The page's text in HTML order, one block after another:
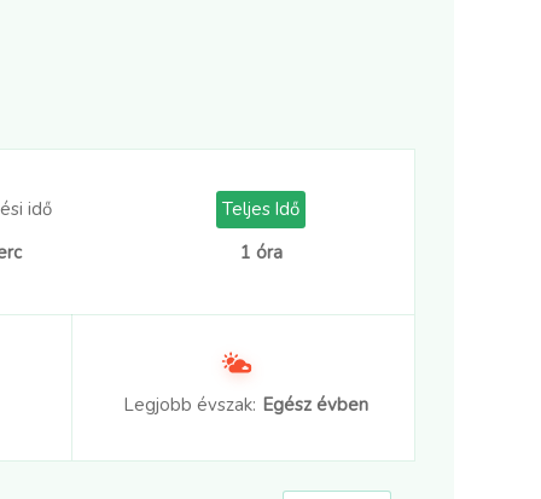
idő
Teljes Idő
1 óra
Legjobb évszak: Egész évben